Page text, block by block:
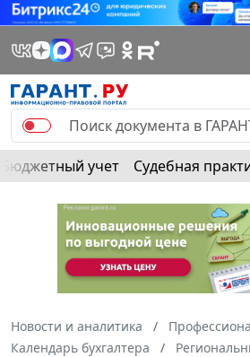
Бюджетный учет Судебная
Новости и аналитика
Календарь бухгалтера